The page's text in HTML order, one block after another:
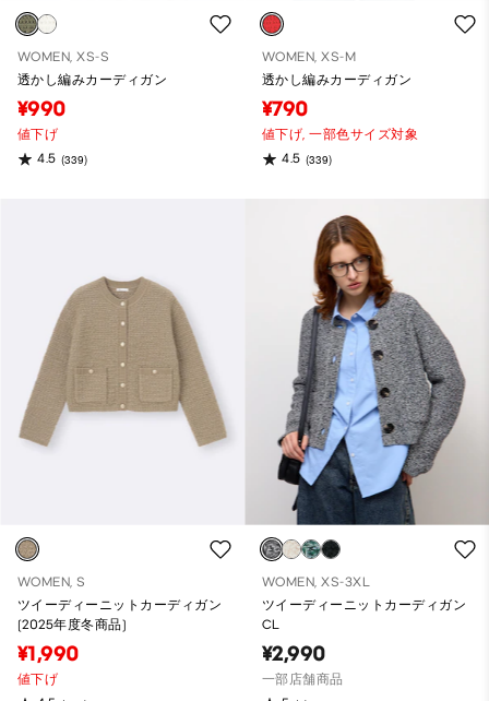
WOMEN, XS-S
透かし編みカーディガン
¥990
値下げ
4.5 (339)
WOMEN, XS-M
透かし編みカーディガン
¥790
値下げ,一部色サイズ対象
4.5 (339)
WOMEN, S
ツイーディーニットカーディガン
(2025年度冬商品)
¥1,990
値下げ
WOMEN, XS-3XL
ツイーディーニットカーディガン
CL
¥2,990
一部店舗商品